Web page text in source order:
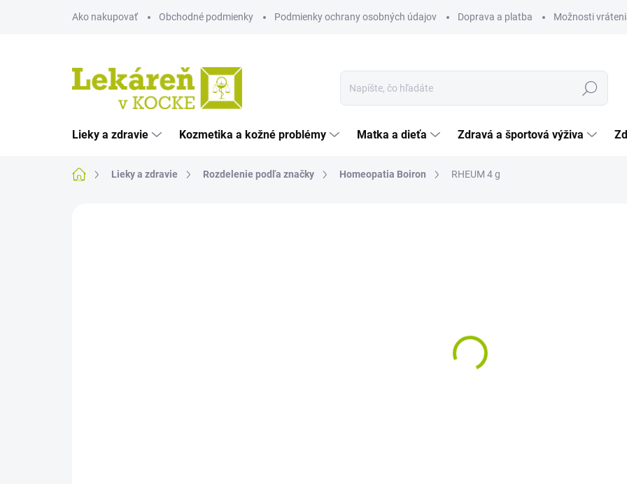
Ako nakupovať Obchodné podmienky Podmienky ochrany osobných údajov Doprava a platba Možnosti
Hľadať
Lieky a zdravie Kozmetika a kožné problémy Matka a dieťa Zdravá a športová výživa
DomovLieky a zdravie Rozdelenie podľa značky Homeopatia Boiron RHEUM 4 g